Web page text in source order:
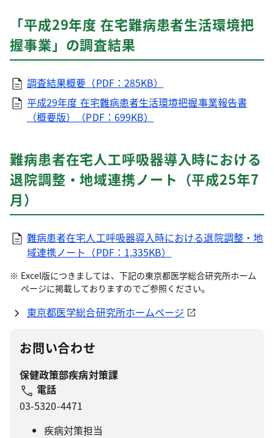
「平成29年度 在宅難病患者生活環境把
握事業」の調査結果
調査結果概要（PDF：285KB）
平成29年度 在宅難病患者生活環境把握事業報告書
（概要版）（PDF：699KB）
難病患者在宅人工呼吸器導入時における
退院調整・地域連携ノート（平成25年7
月）
難病患者在宅人工呼吸器導入時における退院調整・地
域連携ノート（PDF：1,335KB）
Excel版につきましては、下記の東京都医学総合研究所ホーム
ページに掲載しておりますのでご参照ください。
東京都医学総合研究所ホームページ
お問い合わせ
保健政策部疾病対策課
電話
03-5320-4471
疾病対策担当